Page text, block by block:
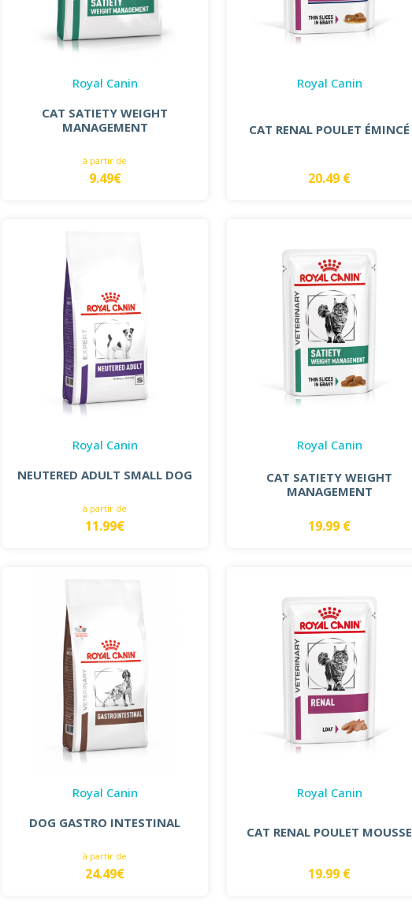
Royal Canin
CAT SATIETY WEIGHT
MANAGEMENT
à partir de
9.49€
Royal Canin
CAT RENAL POULET ÉMINCÉ
20.49 €
Royal Canin
NEUTERED ADULT SMALL DOG
à partir de
11.99€
Royal Canin
CAT SATIETY WEIGHT
MANAGEMENT
19.99 €
Royal Canin
DOG GASTRO INTESTINAL
à partir de
24.49€
Royal Canin
CAT RENAL POULET MOUSSE
19.99 €